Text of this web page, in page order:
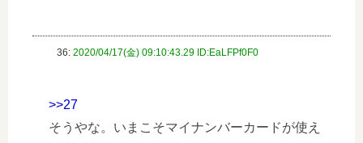
36: 2020/04/17(金) 09:10:43.29 ID:EaLFPf0F0
>>27
そうやな。いまこそマイナンバーカードが使え